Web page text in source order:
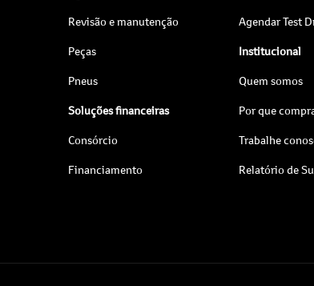
Revisão e manutenção
Peças
Pneus
Soluções financeiras
Consórcio
Financiamento
Agendar Test
Institucional
Quem somos
Por que
Trabalhe
Relatório de